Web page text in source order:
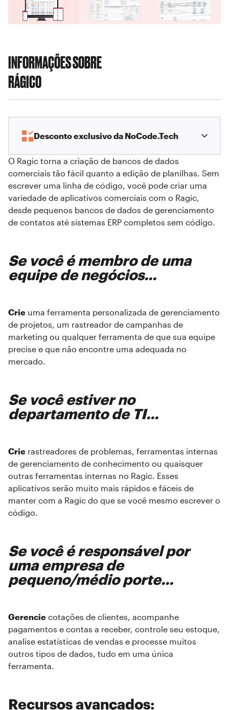
INFORMAÇÕES SOBRE
RÁGICO
O Ragic torna a criação de bancos de dados
comerciais tão fácil quanto a edição de planilhas. Sem
escrever uma linha de código, você pode criar uma
variedade de aplicativos comerciais com o Ragic,
desde pequenos bancos de dados de gerenciamento
de contatos até sistemas ERP completos sem código.
Se você é membro de uma
equipe de negócios...
Crie uma ferramenta personalizada de gerenciamento
de projetos, um rastreador de campanhas de
marketing ou qualquer ferramenta de que sua equipe
precise e que não encontre uma adequada no
mercado.
Se você estiver no
departamento de TI...
Crie rastreadores de problemas, ferramentas internas
de gerenciamento de conhecimento ou quaisquer
outras ferramentas internas no Ragic. Esses
aplicativos serão muito mais rápidos e fáceis de
manter com a Ragic do que se você mesmo escrever o
código.
Se você é responsável por
uma empresa de
pequeno/médio porte...
Gerencie cotações de clientes, acompanhe
pagamentos e contas a receber, controle seu estoque,
analise estatísticas de vendas e processe muitos
outros tipos de dados, tudo em uma única
ferramenta.
Recursos avançados:
Desconto exclusivo da NoCode.Tech